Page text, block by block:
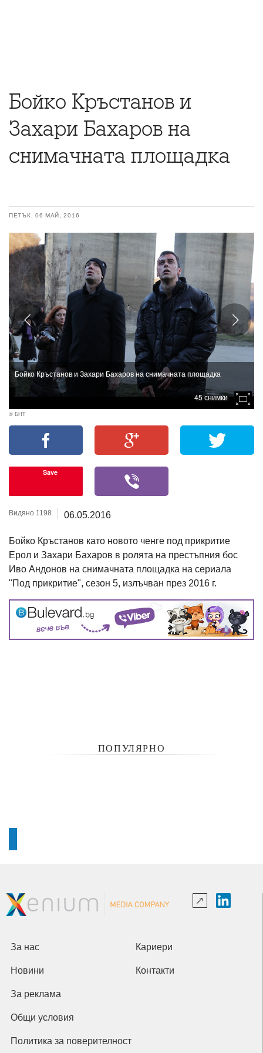
Бойко Кръстанов и
Захари Бахаров на
снимачната площадка
ПЕТЪК, 06 МАЙ, 2016
Бойко Кръстанов и Захари Бахаров на снимачната площадка
45 снимки
© БНТ
Save
Видяно 1198 06.05.2016
Бойко Кръстанов като новото ченге под прикритие
Ерол и Захари Бахаров в ролята на престъпния бос
Иво Андонов на снимачната площадка на сериала
"Под прикритие", сезон 5, излъчван през 2016 г.
ПОПУЛЯРНО
За нас Кариери
Новини Контакти
За реклама
Общи условия
Политика за поверителност